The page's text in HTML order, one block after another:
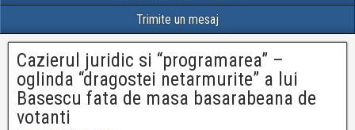
Trimite un mesaj
Cazierul juridic si “programarea” –
oglinda “dragostei netarmurite” a lui
Basescu fata de masa basarabeana de
votanti